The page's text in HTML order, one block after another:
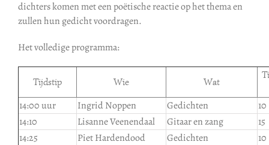
dichters komen met een poëtische reactie op het thema en
zullen hun gedicht voordragen.
Het volledige programma:
Tijdstip Wie Wat
14:00 uur Ingrid Noppen Gedichten
10
14:10
Lisanne Veenendaal Gitaar en zang
15
14:25
Piet Hardendood Gedichten
10